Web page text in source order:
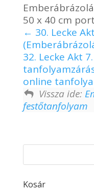
50 x 40 cm
30. Lecke
32. Lecke Akt
online
Vissza ide:
festőtanfolyam
Kosár